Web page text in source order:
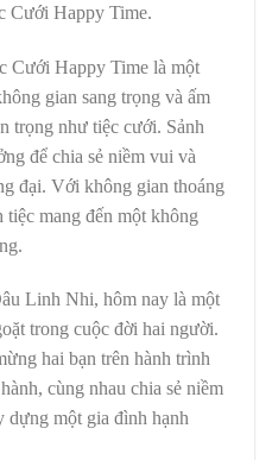
Cưới Happy Time.
Cưới Happy Time là một
gian sang trọng và ấm
trọng như tiệc cưới. Sảnh
để chia sẻ niềm vui và
đại. Với không gian thoáng
tiệc mang đến một không
Linh Nhi, hôm nay là một
trong cuộc đời hai người.
hai bạn trên hành trình
cùng nhau chia sẻ niềm
dựng một gia đình hạnh